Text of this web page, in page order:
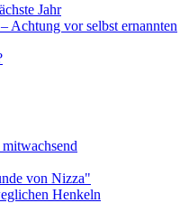
Jahr
Achtung vor selbst ernannten
von Nizza"
Henkeln